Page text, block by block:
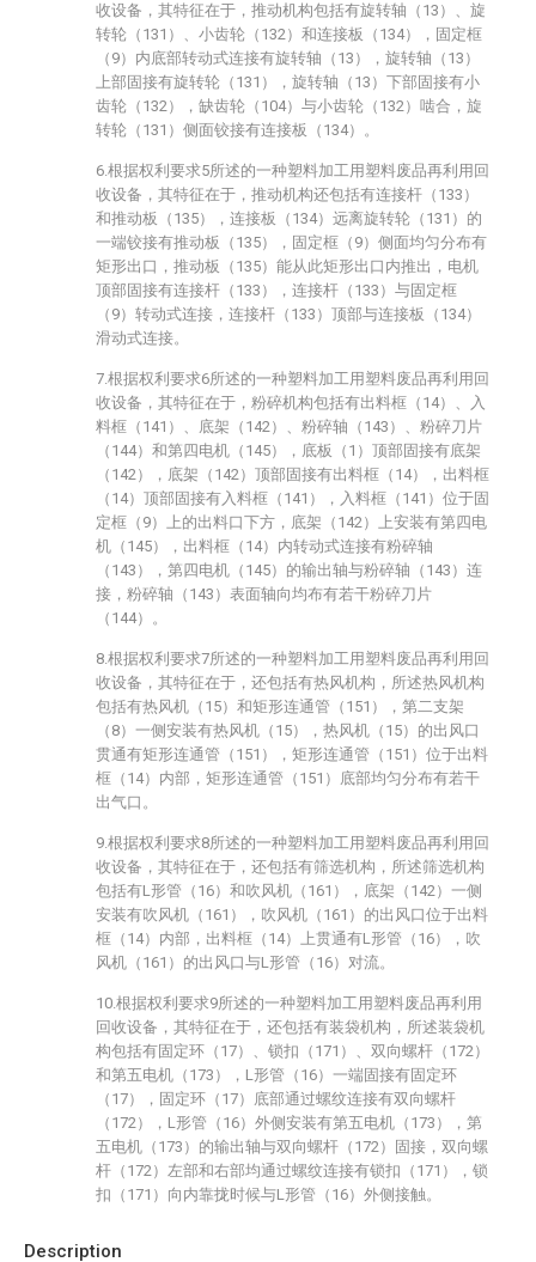
Description
收设备，其特征在于，推动机构包括有旋转轴（13）、旋
转轮（131）、小齿轮（132）和连接板（134），固定框
（9）内底部转动式连接有旋转轴（13），旋转轴（13）
上部固接有旋转轮（131），旋转轴（13）下部固接有小
齿轮（132），缺齿轮（104）与小齿轮（132）啮合，旋
转轮（131）侧面铰接有连接板（134）。
6.根据权利要求5所述的一种塑料加工用塑料废品再利用回
收设备，其特征在于，推动机构还包括有连接杆（133）
和推动板（135），连接板（134）远离旋转轮（131）的
一端铰接有推动板（135），固定框（9）侧面均匀分布有
矩形出口，推动板（135）能从此矩形出口内推出，电机
顶部固接有连接杆（133），连接杆（133）与固定框
（9）转动式连接，连接杆（133）顶部与连接板（134）
滑动式连接。
7.根据权利要求6所述的一种塑料加工用塑料废品再利用回
收设备，其特征在于，粉碎机构包括有出料框（14）、入
料框（141）、底架（142）、粉碎轴（143）、粉碎刀片
（144）和第四电机（145），底板（1）顶部固接有底架
（142），底架（142）顶部固接有出料框（14），出料框
（14）顶部固接有入料框（141），入料框（141）位于固
定框（9）上的出料口下方，底架（142）上安装有第四电
机（145），出料框（14）内转动式连接有粉碎轴
（143），第四电机（145）的输出轴与粉碎轴（143）连
接，粉碎轴（143）表面轴向均布有若干粉碎刀片
（144）。
8.根据权利要求7所述的一种塑料加工用塑料废品再利用回
收设备，其特征在于，还包括有热风机构，所述热风机构
包括有热风机（15）和矩形连通管（151），第二支架
（8）一侧安装有热风机（15），热风机（15）的出风口
贯通有矩形连通管（151），矩形连通管（151）位于出料
框（14）内部，矩形连通管（151）底部均匀分布有若干
出气口。
9.根据权利要求8所述的一种塑料加工用塑料废品再利用回
收设备，其特征在于，还包括有筛选机构，所述筛选机构
包括有L形管（16）和吹风机（161），底架（142）一侧
安装有吹风机（161），吹风机（161）的出风口位于出料
框（14）内部，出料框（14）上贯通有L形管（16），吹
风机（161）的出风口与L形管（16）对流。
10.根据权利要求9所述的一种塑料加工用塑料废品再利用
回收设备，其特征在于，还包括有装袋机构，所述装袋机
构包括有固定环（17）、锁扣（171）、双向螺杆（172）
和第五电机（173），L形管（16）一端固接有固定环
（17），固定环（17）底部通过螺纹连接有双向螺杆
（172），L形管（16）外侧安装有第五电机（173），第
五电机（173）的输出轴与双向螺杆（172）固接，双向螺
杆（172）左部和右部均通过螺纹连接有锁扣（171），锁
扣（171）向内靠拢时候与L形管（16）外侧接触。